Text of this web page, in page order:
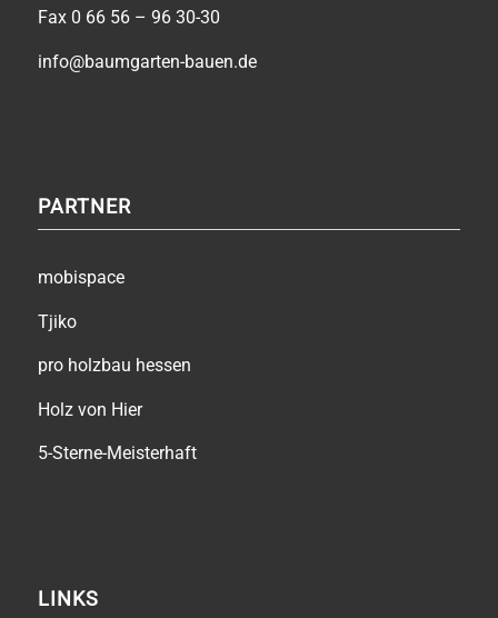
Fax 0 66 56 – 96 30-30
info@baumgarten-bauen.de
PARTNER
mobispace
Tjiko
pro holzbau hessen
Holz von Hier
5-Sterne-Meisterhaft
LINKS